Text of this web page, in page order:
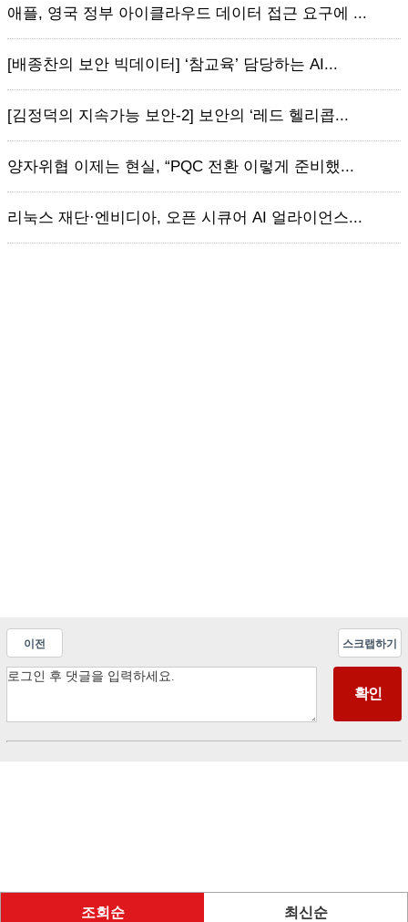
애플, 영국 정부 아이클라우드 데이터 접근 요구에 ...
[배종찬의 보안 빅데이터] ‘참교육’ 담당하는 AI...
[김정덕의 지속가능 보안-2] 보안의 ‘레드 헬리콥...
양자위협 이제는 현실, “PQC 전환 이렇게 준비했...
리눅스 재단·엔비디아, 오픈 시큐어 AI 얼라이언스...
이전 스크랩하기
조회순 최신순